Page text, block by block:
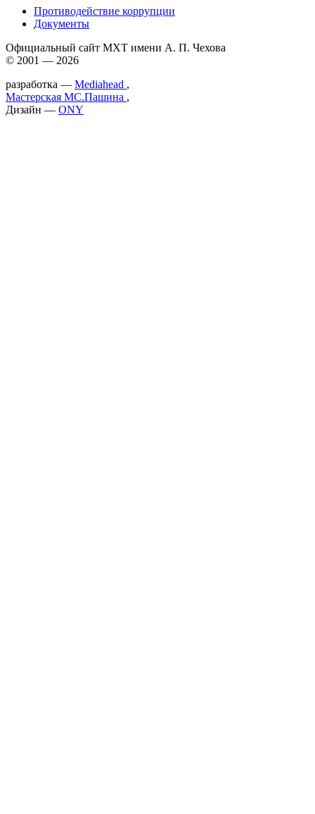
Противодействие коррупции
Документы
Официальный сайт МХТ имени А. П. Чехова
© 2001 — 2026
разработка — Mediahead ,
Мастерская МС.Пашина ,
Дизайн — ONY